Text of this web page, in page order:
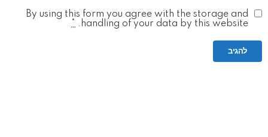
By using this form you agree with the storage and
handling of your data by this website.